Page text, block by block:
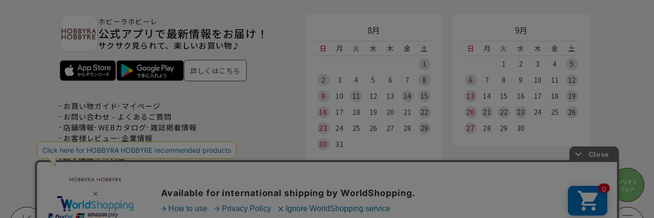
リリヤン
フェア
リリヤン
フェア
8月
日 月 火 水 木 金
土
1
2
3 4 5 6 7
8
9
10 11 12 13 14
15
16
17 18 19 20 21
22
23
24 25 26 27 28
29
30
31
9月
日 月 火 水 木 金
土
1
2 3 4
5
6
7 8 9 10 11
12
13
14 15 16 17 18
19
20
21 22 23 24 25
26
27
28 29 30
※Webからのご注文は、24時間承っております
※各実店舗の営業時間・休業日は
をご覧ください
ホビーラホビーレ
公式アプリで最新情報をお届け！
サクサク見られて、楽しいお買い物♪
詳しくはこちら
お買い物ガイド マイページ
お問い合わせ - よくあるご質問
店舗情報 WEBカタログ 雑誌掲載情報
お客様レビュー 企業情報
特定商取引法表記 利用規約
個人情報ポリシー
おトクな情報♪メルマガ登録